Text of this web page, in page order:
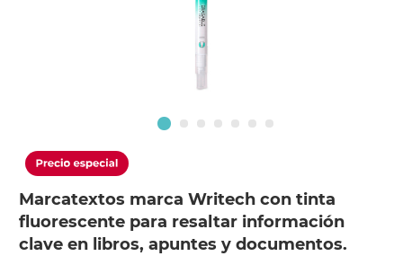
Marcatextos marca Writech con tinta
fluorescente para resaltar información
clave en libros, apuntes y documentos.